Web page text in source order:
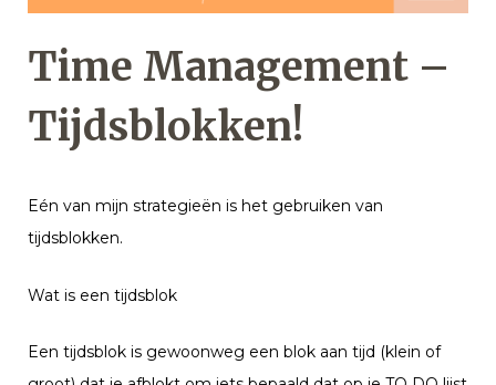
Time Management –
Tijdsblokken!
Eén van mijn strategieën is het gebruiken van
tijdsblokken.
Wat is een tijdsblok
Een tijdsblok is gewoonweg een blok aan tijd (klein of